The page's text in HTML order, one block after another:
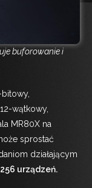
buforowanie i
wątkowy,
MR80X na
sprostać
działającym
256 urządzeń.